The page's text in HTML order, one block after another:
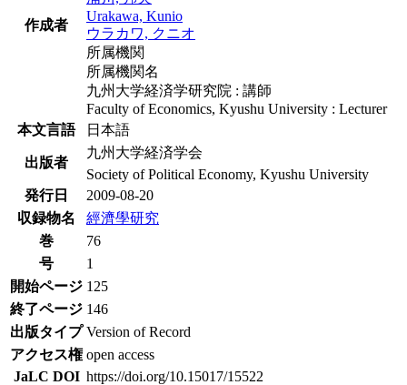
作成者
Urakawa, Kunio
ウラカワ, クニオ
所属機関
所属機関名
九州大学経済学研究院 : 講師
Faculty of Economics, Kyushu University : Lecturer
本文言語
日本語
出版者
九州大学経済学会
Society of Political Economy, Kyushu University
発行日
2009-08-20
収録物名
經濟學研究
巻
76
号
1
開始ページ 125
終了ページ 146
出版タイプ Version of Record
アクセス権 open access
JaLC DOI https://doi.org/10.15017/15522